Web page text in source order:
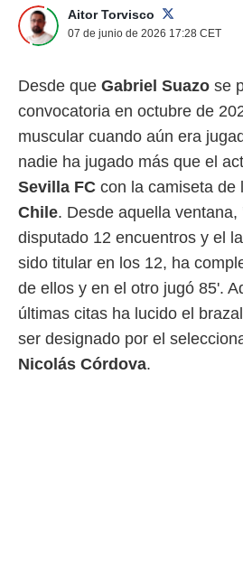
más
de
disponible
de
Aitor Torvisco
07 de junio de 2026 17:28 CET
Desde que Gabriel Suazo se
convocatoria en octubre de
muscular cuando aún era
nadie ha jugado más que el
Sevilla FC con la camiseta de
Chile. Desde aquella ventana,
disputado 12 encuentros y el
sido titular en los 12, ha
de ellos y en el otro jugó 85'.
últimas citas ha lucido el
ser designado por el
Nicolás Córdova.